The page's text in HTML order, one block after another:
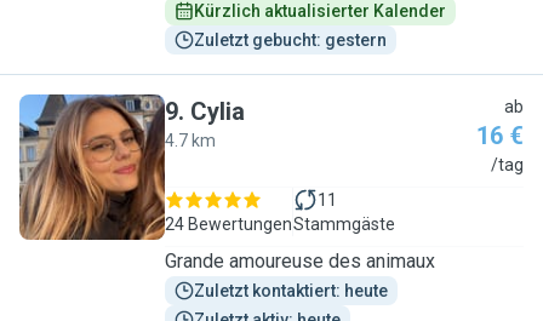
Kürzlich aktualisierter Kalender
Zuletzt gebucht: gestern
C
9. Cylia
4.7 km
ab
16 €
/tag
24 Bewertungen
11
Stammgäste
Grande amoureuse des animaux
Zuletzt kontaktiert: heute